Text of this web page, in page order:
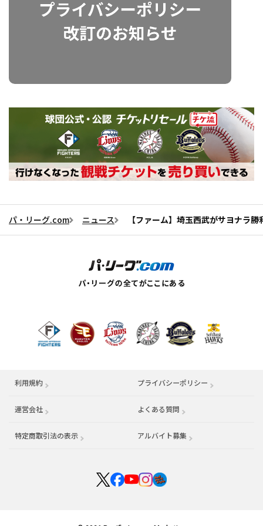
パ・リーグ.com ニュース 【ファーム】埼玉西武がサヨナラ
利用規約 プライバシーポリシー
運営会社 （別ウィンドウで開く） よくある質問
特定商取引法の表示 アルバイト募集 （別ウィンドウで開く